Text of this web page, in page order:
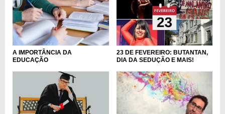
A IMPORTÂNCIA DA
EDUCAÇÃO
23 DE FEVEREIRO: BUTANTAN,
DIA DA SEDUÇÃO E MAIS!